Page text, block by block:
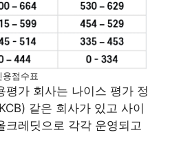
용점수표
평가 회사는 나이스 평가 정
같은 회사가 있고 사이
크레딧으로 각각 운영되고